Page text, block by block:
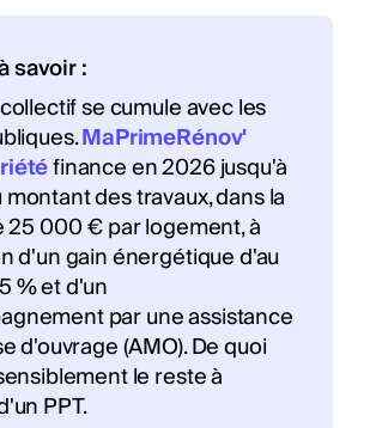
savoir :
se cumule avec les
MaPrimeRénov'
finance en 2026 jusqu'à
des travaux, dans la
25 000 € par logement, à
d'un gain énergétique d'au
% et d'un
par une assistance
d'ouvrage (AMO). De quoi
le reste à
PPT.